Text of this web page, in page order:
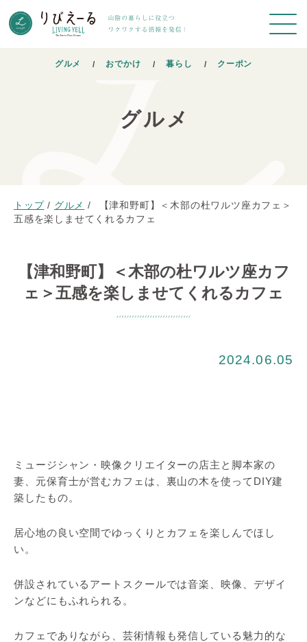
グルメ おでかけ 暮らし クーポン
グルメ
トップ / グルメ /
【津和野町】＜木部の杜ワルツ座カフェ＞
五感を楽しませてくれるカフェ
【津和野町】＜木部の杜ワルツ座カフ
ェ＞五感を楽しませてくれるカフェ
2024.06.05
ミュージシャン・映像クリエイターの店主と脚本家の
妻、元保育士が営むカフェは、裏山の木を使ってDIY建
築したもの。
居心地の良い空間でゆっくりとカフェを楽しんでほし
い。
併設されているアートスクールでは音楽、映像、デザイ
ンなどにもふれられる。
カフェでありながら、芸術情報も発信している魅力的な